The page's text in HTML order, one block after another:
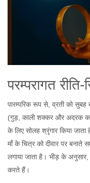
परम्परागत
पारम्परिक रूप से, व्रती को सुबह
(गुड़, काली शक्कर और अदरक का
के लिए सोलह श्रृंगार किया
माँ के चित्र को दीवार पर बनाते
लगाया जाता है। भीड़ के
करते हैं।